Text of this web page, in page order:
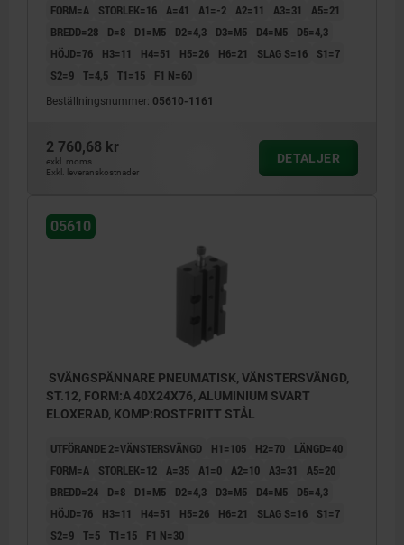
FORM=A
STORLEK=16 A=41 A1=-2 A2=11 A3=31
A5=21
BREDD=28
D=8 D1=M5 D2=4,3 D3=M5 D4=M5
D5=4,3
HÖJD=76
H3=11 H4=51 H5=26 H6=21 SLAG S=16
S1=7
S2=9 T=4,5 T1=15 F1 N=60
Beställningsnummer: 05610-1161
2 760,68 kr
exkl. moms
Exkl. leveranskostnader
DETALJER
05610
SVÄNGSPÄNNARE PNEUMATISK, VÄNSTERSVÄNGD,
ST.12, FORM:A 40X24X76, ALUMINIUM SVART
ELOXERAD, KOMP:ROSTFRITT STÅL
UTFÖRANDE 2=VÄNSTERSVÄNGD H1=105 H2=70
LÄNGD=40
FORM=A
STORLEK=12 A=35 A1=0 A2=10 A3=31
A5=20
BREDD=24
D=8 D1=M5 D2=4,3 D3=M5 D4=M5
D5=4,3
HÖJD=76
H3=11 H4=51 H5=26 H6=21 SLAG S=16
S1=7
S2=9 T=5 T1=15 F1 N=30